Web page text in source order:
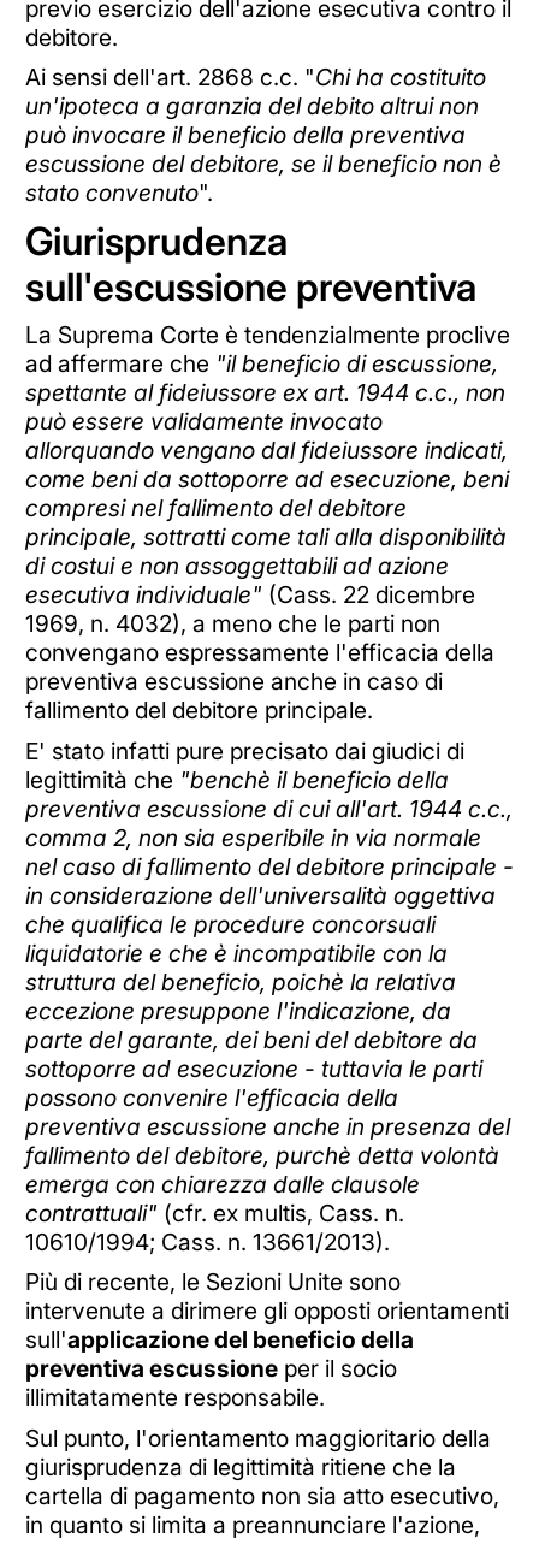
previo esercizio dell'azione esecutiva contro il
debitore.
Ai sensi dell'art. 2868 c.c. "Chi ha costituito
un'ipoteca a garanzia del debito altrui non
può invocare il beneficio della preventiva
escussione del debitore, se il beneficio non è
stato convenuto".
Giurisprudenza
sull'escussione preventiva
La Suprema Corte è tendenzialmente proclive
ad affermare che "il beneficio di escussione,
spettante al fideiussore ex art. 1944 c.c., non
può essere validamente invocato
allorquando vengano dal fideiussore indicati,
come beni da sottoporre ad esecuzione, beni
compresi nel fallimento del debitore
principale, sottratti come tali alla disponibilità
di costui e non assoggettabili ad azione
esecutiva individuale" (Cass. 22 dicembre
1969, n. 4032), a meno che le parti non
convengano espressamente l'efficacia della
preventiva escussione anche in caso di
fallimento del debitore principale.
E' stato infatti pure precisato dai giudici di
legittimità che "benchè il beneficio della
preventiva escussione di cui all'art. 1944 c.c.,
comma 2, non sia esperibile in via normale
nel caso di fallimento del debitore principale -
in considerazione dell'universalità oggettiva
che qualifica le procedure concorsuali
liquidatorie e che è incompatibile con la
struttura del beneficio, poichè la relativa
eccezione presuppone l'indicazione, da
parte del garante, dei beni del debitore da
sottoporre ad esecuzione - tuttavia le parti
possono convenire l'efficacia della
preventiva escussione anche in presenza del
fallimento del debitore, purchè detta volontà
emerga con chiarezza dalle clausole
contrattuali" (cfr. ex multis, Cass. n.
10610/1994; Cass. n. 13661/2013).
Più di recente, le Sezioni Unite sono
intervenute a dirimere gli opposti orientamenti
sull'applicazione del beneficio della
preventiva escussioneper il socio
illimitatamente responsabile.
Sul punto, l'orientamento maggioritario della
giurisprudenza di legittimità ritiene che la
cartella di pagamento non sia atto esecutivo,
in quanto si limita a preannunciare l'azione,